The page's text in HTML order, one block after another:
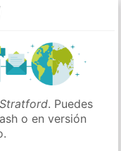
. Puedes
o en versión